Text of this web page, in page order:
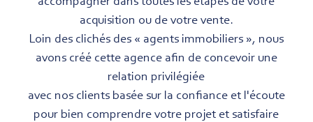
acquisition ou de votre vente.
Loin des clichés des « agents immobiliers », nous
avons créé cette agence afin de concevoir une
relation privilégiée
avec nos clients basée sur la confiance et l'écoute
pour bien comprendre votre projet et satisfaire